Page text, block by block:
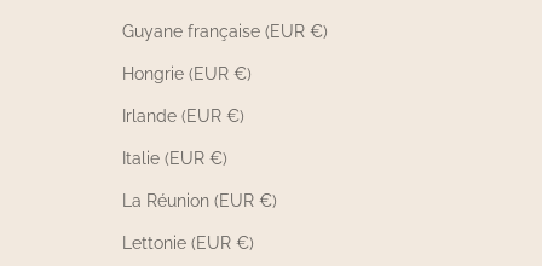
Guyane française (EUR €)
Hongrie (EUR €)
Irlande (EUR €)
Italie (EUR €)
La Réunion (EUR €)
Lettonie (EUR €)